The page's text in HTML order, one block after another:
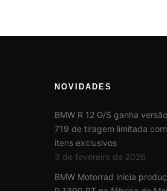
NOVIDADES
BMW R 12 G/S ganha
719 de tiragem limitada
itens exclusivos
3 de fevereiro de 2026
BMW Motorrad inicia